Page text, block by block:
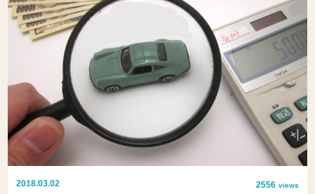
2018.03.02 2556 views